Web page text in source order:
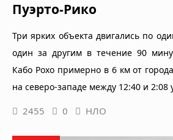
Пуэрто-Рико
Три ярких объекта двигались по
один за другим в течение 90
Кабо Рохо примерно в 6 км от
на северо-западе между 12:40 и 2:08
2455 0 НЛО